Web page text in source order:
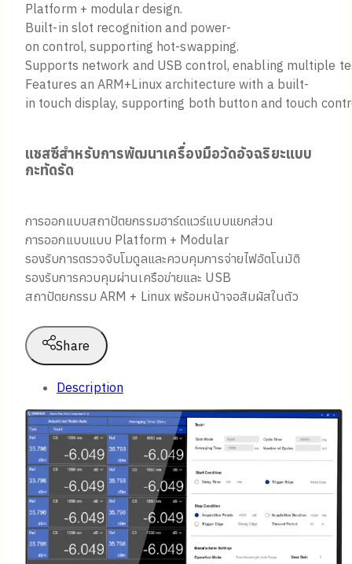
Platform + modular design.
Built-in slot recognition and power-
on control, supporting hot-swapping.
Supports network and USB control, enabling multiple
Features an ARM+Linux architecture with a built-
in touch display, supporting both button and touch
แชสซีสำหรับการพัฒนาเครื่องมือวัดอัจฉริยะแบบ
กะทัดรัด
การออกแบบสถาปัตยกรรมฮาร์ดแวร์แบบแยกส่วน
การออกแบบแบบ Platform + Modular
รองรับการตรวจจับโมดูลและควบคุมการจ่ายไฟอัตโนมัติ
รองรับการควบคุมผ่านเครือข่ายและ USB
สถาปัตยกรรม ARM + Linux พร้อมหน้าจอสัมผัสในตัว
Share
Description